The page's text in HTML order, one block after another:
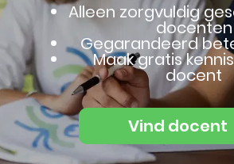
Alleen zorgvuldig
docenten
Gegarandeerd
Maak gratis
docent
Vind docent